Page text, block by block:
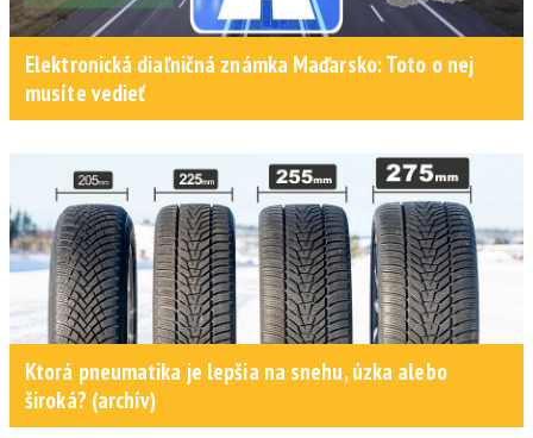
Elektronická diaľničná známka Maďarsko: Toto o nej
musíte vedieť
Ktorá pneumatika je lepšia na snehu, úzka alebo
široká? (archív)